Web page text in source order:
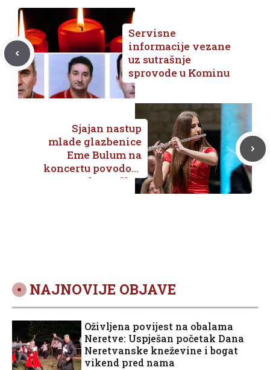
Servisne
informacije vezane
uz sutrašnje
sprovode u Kominu
Sjajan nastup
mlade glazbenice
Eme Bulum na
koncertu povodom
Dana Dubrovačko-
neretvanske
NAJNOVIJE OBJAVE
Oživljena povijest na obalama
Neretve: Uspješan početak Dana
Neretvanske kneževine i bogat
vikend pred nama